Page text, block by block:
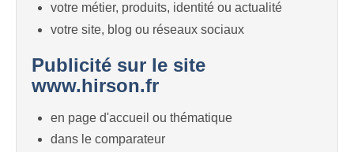
votre métier, produits, identité ou actualité
votre site, blog ou réseaux sociaux
Publicité sur le site
www.hirson.fr
en page d'accueil ou thématique
dans le comparateur